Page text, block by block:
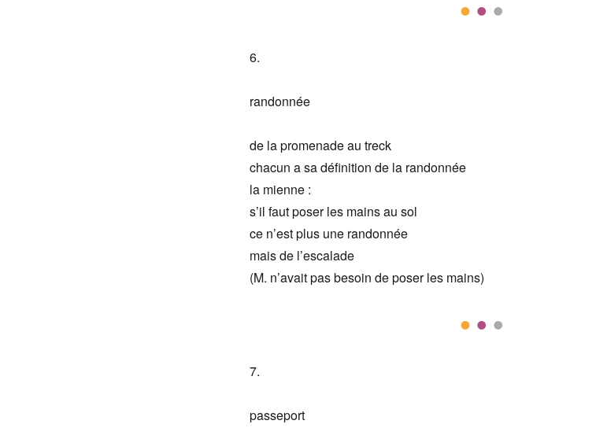
6.
randonnée
de la promenade au treck
chacun a sa définition de la randonnée
la mienne :
s’il faut poser les mains au sol
ce n’est plus une randonnée
mais de l’escalade
(M. n’avait pas besoin de poser les mains)
7.
passeport